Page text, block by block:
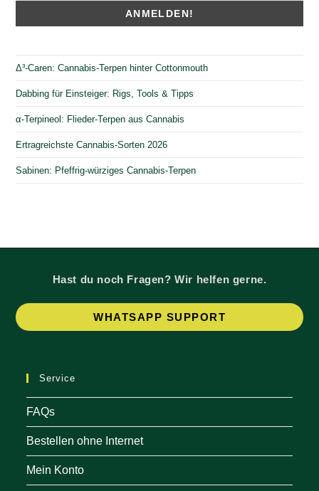
Δ³-Caren: Cannabis-Terpen hinter Cottonmouth
Dabbing für Einsteiger: Rigs, Tools & Tipps
α-Terpineol: Flieder-Terpen aus Cannabis
Ertragreichste Cannabis-Sorten 2026
Sabinen: Pfeffrig-würziges Cannabis-Terpen
Hast du noch Fragen? Wir helfen gerne.
WHATSAPP SUPPORT
Service
FAQs
Bestellen ohne Internet
Mein Konto